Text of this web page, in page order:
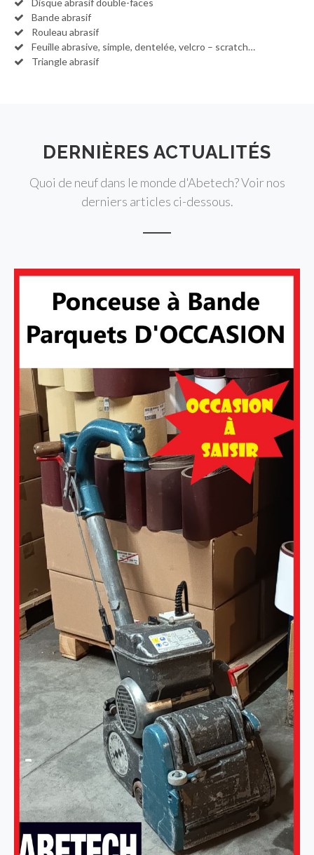
Disque abrasif double-faces
Bande abrasif
Rouleau abrasif
Feuille abrasive, simple, dentelée, velcro – scratch…
Triangle abrasif
DERNIÈRES ACTUALITÉS
Quoi de neuf dans le monde d'Abetech? Voir nos
derniers articles ci-dessous.